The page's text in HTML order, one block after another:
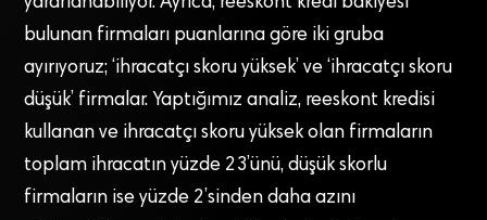
bulunan firmaları puanlarına göre iki gruba
ayırıyoruz; ‘ihracatçı skoru yüksek’ ve ‘ihracatçı skoru
düşük’ firmalar. Yaptığımız analiz, reeskont kredisi
kullanan ve ihracatçı skoru yüksek olan firmaların
toplam ihracatın yüzde 23’ünü, düşük skorlu
firmaların ise yüzde 2’sinden daha azını